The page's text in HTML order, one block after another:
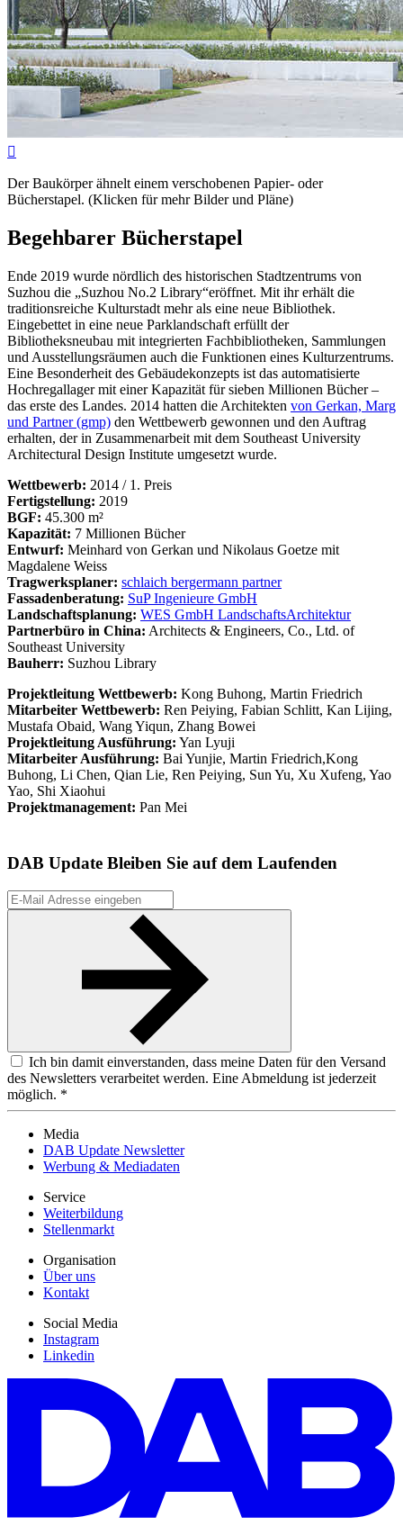

Der Baukörper ähnelt einem verschobenen Papier- oder
Bücherstapel. (Klicken für mehr Bilder und Pläne)
Begehbarer Bücherstapel
Ende 2019 wurde nördlich des historischen Stadtzentrums von
Suzhou die „Suzhou No.2 Library“eröffnet. Mit ihr erhält die
traditionsreiche Kulturstadt mehr als eine neue Bibliothek.
Eingebettet in eine neue Parklandschaft erfüllt der
Bibliotheksneubau mit integrierten Fachbibliotheken, Sammlungen
und Ausstellungsräumen auch die Funktionen eines Kulturzentrums.
Eine Besonderheit des Gebäudekonzepts ist das automatisierte
Hochregallager mit einer Kapazität für sieben Millionen Bücher –
das erste des Landes. 2014 hatten die Architekten von Gerkan, Marg
und Partner (gmp) den Wettbewerb gewonnen und den Auftrag
erhalten, der in Zusammenarbeit mit dem Southeast University
Architectural Design Institute umgesetzt wurde.
Wettbewerb: 2014 / 1. Preis
Fertigstellung: 2019
BGF: 45.300 m²
Kapazität: 7 Millionen Bücher
Entwurf: Meinhard von Gerkan und Nikolaus Goetze mit
Magdalene Weiss
Tragwerksplaner: schlaich bergermann partner
Fassadenberatung: SuP Ingenieure GmbH
Landschaftsplanung: WES GmbH LandschaftsArchitektur
Partnerbüro in China: Architects & Engineers, Co., Ltd. of
Southeast University
Bauherr: Suzhou Library
Projektleitung Wettbewerb: Kong Buhong, Martin Friedrich
Mitarbeiter Wettbewerb: Ren Peiying, Fabian Schlitt, Kan Lijing,
Mustafa Obaid, Wang Yiqun, Zhang Bowei
Projektleitung Ausführung: Yan Lyuji
Mitarbeiter Ausführung: Bai Yunjie, Martin Friedrich,Kong
Buhong, Li Chen, Qian Lie, Ren Peiying, Sun Yu, Xu Xufeng, Yao
Yao, Shi Xiaohui
Projektmanagement: Pan Mei
DAB Update Bleiben Sie auf dem Laufenden
Ich bin damit einverstanden, dass meine Daten für den Versand
des Newsletters verarbeitet werden. Eine Abmeldung ist jederzeit
möglich. *
Media
DAB Update Newsletter
Werbung & Mediadaten
Service
Weiterbildung
Stellenmarkt
Organisation
Über uns
Kontakt
Social Media
Instagram
Linkedin